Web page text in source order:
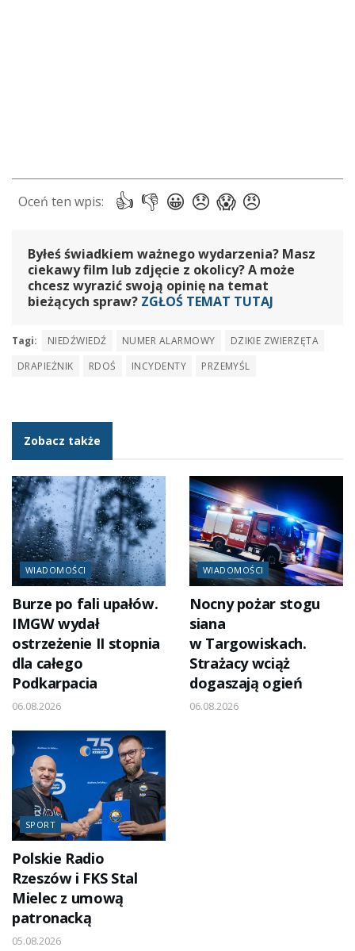
Byłeś świadkiem ważnego wydarzenia? Masz
ciekawy film lub zdjęcie z okolicy? A może
chcesz wyrazić swoją opinię na temat
bieżących spraw? ZGŁOŚ TEMAT TUTAJ
Tagi: NIEDŹWIEDŹ NUMER ALARMOWY
DZIKIE ZWIERZĘTA
DRAPIEŻNIK
RDOŚ INCYDENTY PRZEMYŚL
Zobacz także
WIADOMOŚCI
Burze po fali upałów.
IMGW wydał
ostrzeżenie II stopnia
dla całego
Podkarpacia
06.08.2026
WIADOMOŚCI
Nocny pożar stogu
siana
w Targowiskach.
Strażacy wciąż
dogaszają ogień
06.08.2026
SPORT
Polskie Radio
Rzeszów i FKS Stal
Mielec z umową
patronacką
05.08.2026